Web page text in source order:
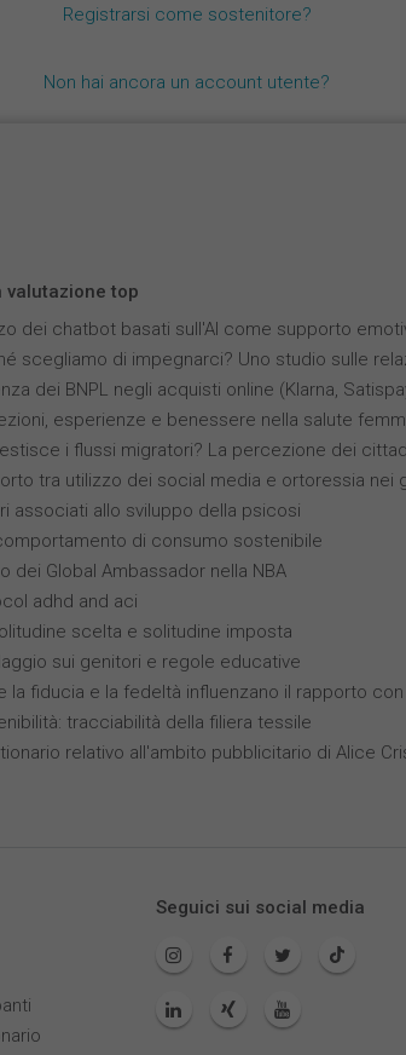
Registrarsi come sostenitore?
Non hai ancora un account utente?
valutazione top
dei chatbot basati sull'AI come supporto
scegliamo di impegnarci? Uno studio sulle
dei BNPL negli acquisti online (Klarna,
esperienze e benessere nella salute
i flussi migratori? La percezione dei
tra utilizzo dei social media e ortoressia nei
associati allo sviluppo della psicosi
di consumo sostenibile
dei Global Ambassador nella NBA
adhd and aci
scelta e solitudine imposta
sui genitori e regole educative
la fiducia e la fedeltà influenzano il rapporto
tracciabilità della filiera tessile
relativo all'ambito pubblicitario di Alice
Seguici sui social media